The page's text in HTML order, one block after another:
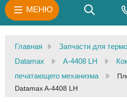
МЕНЮ
Главная
Запчасти для
Datamax
A-4408 LH
печатающего механизма
Datamax A-4408 LH